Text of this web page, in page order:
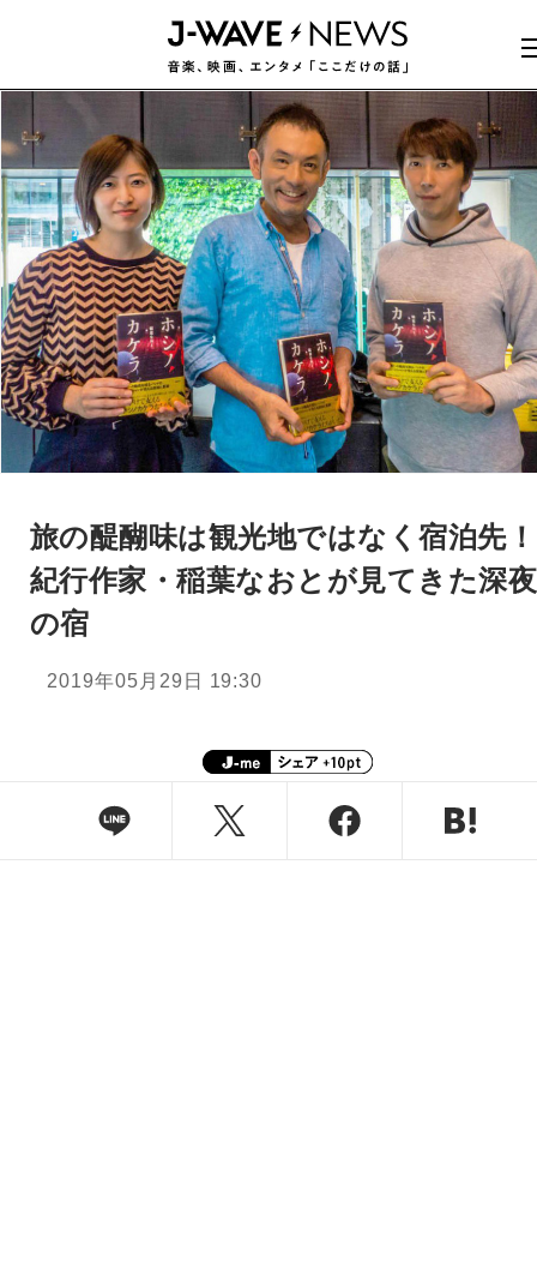
旅の醍醐味は観光地ではなく宿泊先！
紀行作家・稲葉なおとが見てきた深夜
の宿
2019年05月29日 19:30